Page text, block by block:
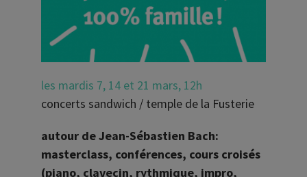
les mardis 7, 14 et 21 mars, 12h
concerts sandwich / temple de la Fusterie
autour de Jean-Sébastien Bach:
masterclass, conférences, cours croisés
(piano, clavecin, rythmique, impro,